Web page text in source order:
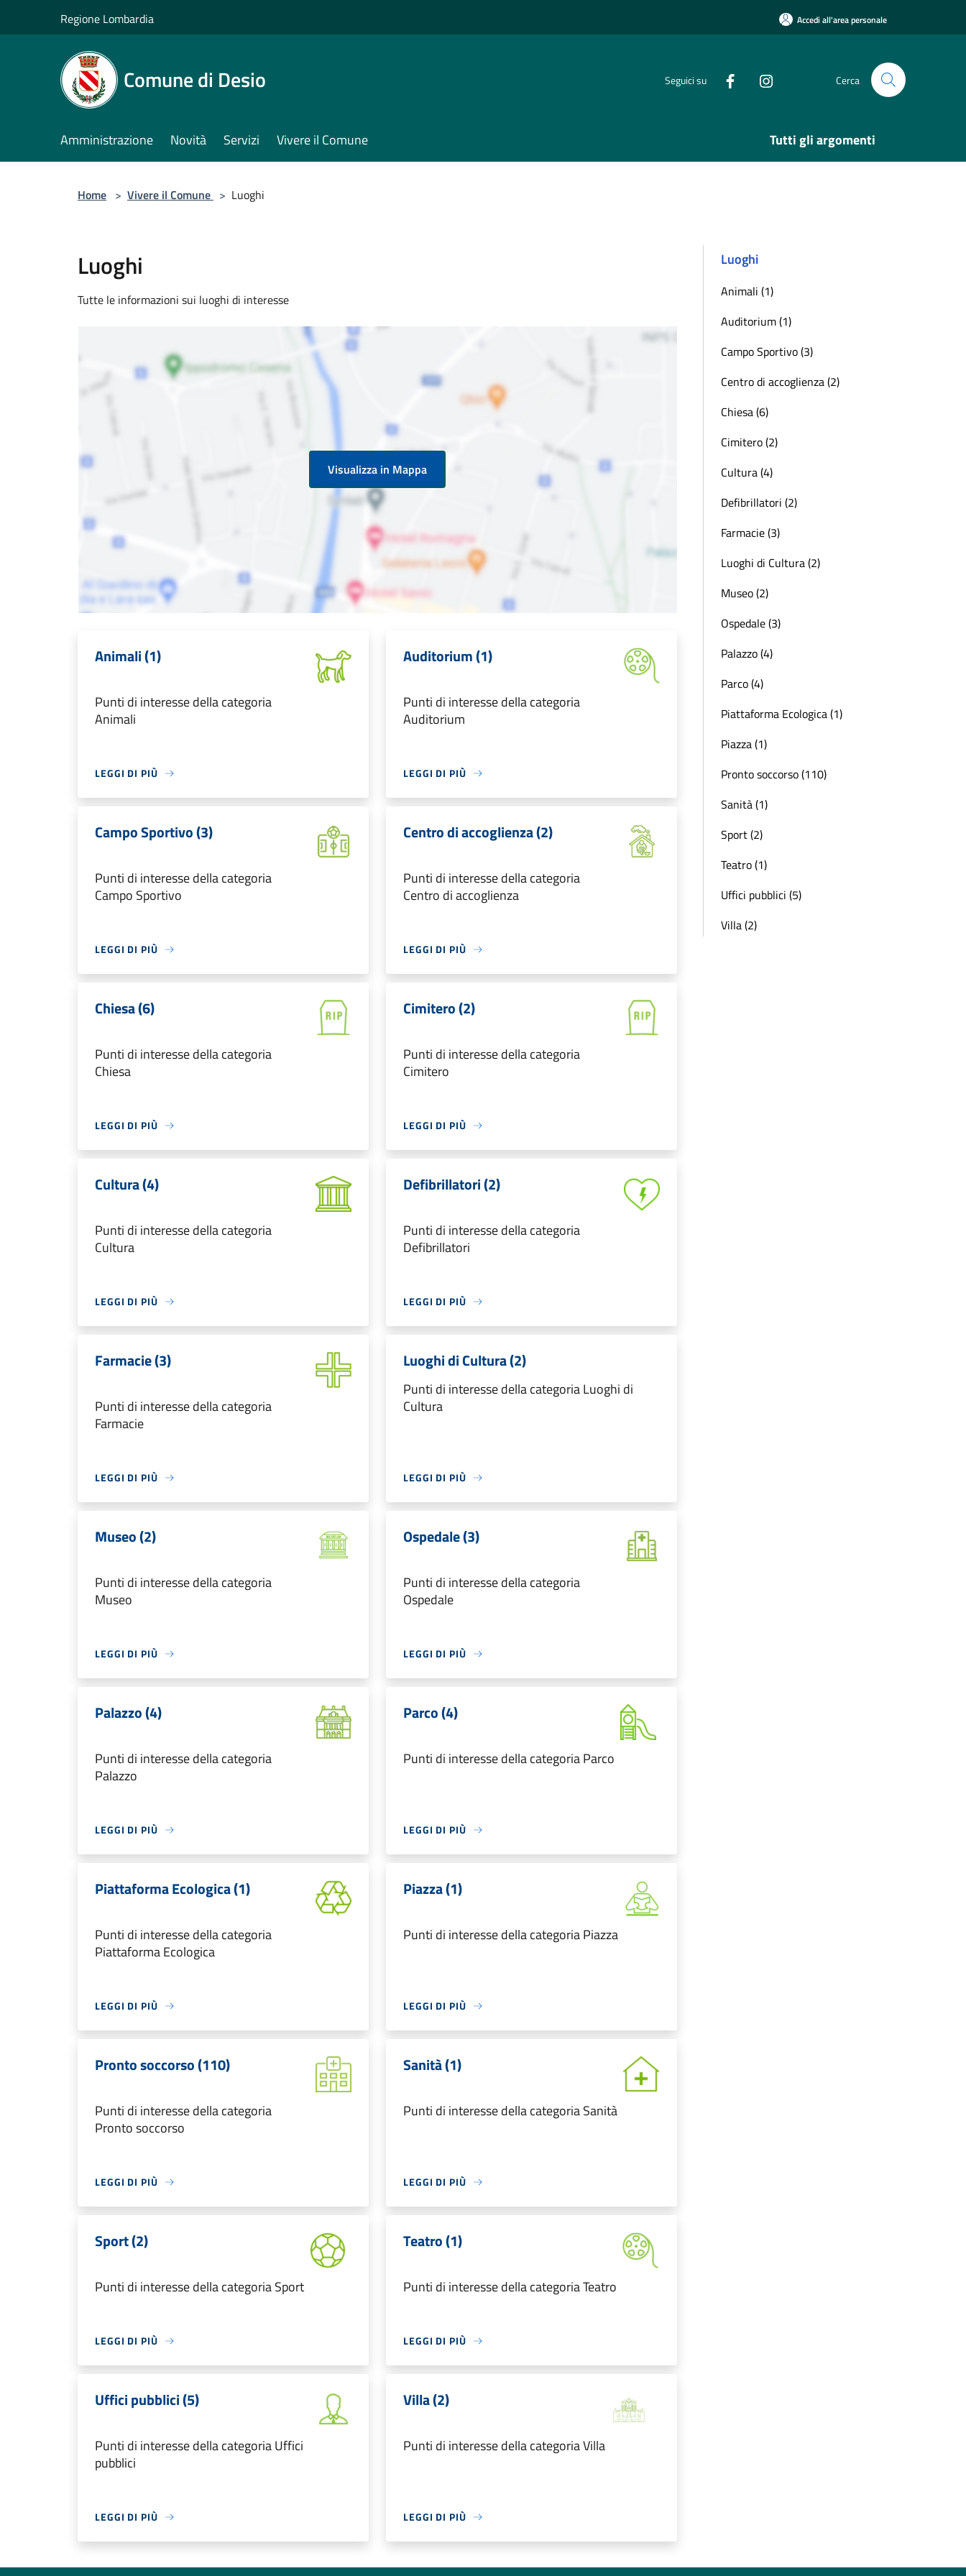
Regione Lombardia Accedi all'area personale
Comune di Desio Seguici su Cerca
Amministrazione Novità Servizi Vivere il Comune Tutti gli argomenti
Home > Vivere il Comune > Luoghi
Luoghi
Tutte le informazioni sui luoghi di interesse
Visualizza in Mappa
Animali (1)
Punti di interesse della categoria
Animali
LEGGI DI PIÙ
Auditorium (1)
Punti di interesse della categoria
Auditorium
LEGGI DI PIÙ
Campo Sportivo (3)
Punti di interesse della categoria
Campo Sportivo
LEGGI DI PIÙ
Centro di accoglienza (2)
Punti di interesse della categoria
Centro di accoglienza
LEGGI DI PIÙ
Chiesa (6)
Punti di interesse della categoria
Chiesa
LEGGI DI PIÙ
Cimitero (2)
Punti di interesse della categoria
Cimitero
LEGGI DI PIÙ
Cultura (4)
Punti di interesse della categoria
Cultura
LEGGI DI PIÙ
Defibrillatori (2)
Punti di interesse della categoria
Defibrillatori
LEGGI DI PIÙ
Farmacie (3)
Punti di interesse della categoria
Farmacie
LEGGI DI PIÙ
Luoghi di Cultura (2)
Punti di interesse della categoria Luoghi di
Cultura
LEGGI DI PIÙ
Museo (2)
Punti di interesse della categoria
Museo
LEGGI DI PIÙ
Ospedale (3)
Punti di interesse della categoria
Ospedale
LEGGI DI PIÙ
Palazzo (4)
Punti di interesse della categoria
Palazzo
LEGGI DI PIÙ
Parco (4)
Punti di interesse della categoria Parco
LEGGI DI PIÙ
Piattaforma Ecologica (1)
Punti di interesse della categoria
Piattaforma Ecologica
LEGGI DI PIÙ
Piazza (1)
Punti di interesse della categoria Piazza
LEGGI DI PIÙ
Pronto soccorso (110)
Punti di interesse della categoria
Pronto soccorso
LEGGI DI PIÙ
Sanità (1)
Punti di interesse della categoria Sanità
LEGGI DI PIÙ
Sport (2)
Punti di interesse della categoria Sport
LEGGI DI PIÙ
Teatro (1)
Punti di interesse della categoria Teatro
LEGGI DI PIÙ
Uffici pubblici (5)
Punti di interesse della categoria Uffici
pubblici
LEGGI DI PIÙ
Villa (2)
Punti di interesse della categoria Villa
LEGGI DI PIÙ
Luoghi
Animali (1)
Auditorium (1)
Campo Sportivo (3)
Centro di accoglienza (2)
Chiesa (6)
Cimitero (2)
Cultura (4)
Defibrillatori (2)
Farmacie (3)
Luoghi di Cultura (2)
Museo (2)
Ospedale (3)
Palazzo (4)
Parco (4)
Piattaforma Ecologica (1)
Piazza (1)
Pronto soccorso (110)
Sanità (1)
Sport (2)
Teatro (1)
Uffici pubblici (5)
Villa (2)